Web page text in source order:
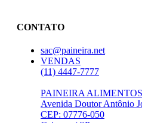
CONTATO
sac@paineira.net
VENDAS
(11) 4447-7777
PAINEIRA
Avenida Doutor Antônio
CEP: 07776-050